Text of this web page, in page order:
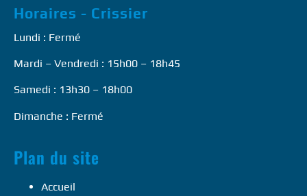
Horaires - Crissier
Lundi : Fermé
Mardi – Vendredi : 15h00 – 18h45
Samedi : 13h30 – 18h00
Dimanche : Fermé
Plan du site
Accueil